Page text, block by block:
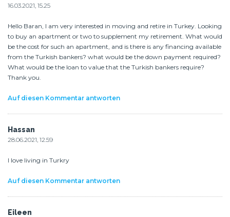
16.03.2021, 15.25
Hello Baran, I am very interested in moving and retire in Turkey. Looking
to buy an apartment or two to supplement my retirement. What would
be the cost for such an apartment, and is there is any financing available
from the Turkish bankers? what would be the down payment required?
What would be the loan to value that the Turkish bankers require?
Thank you.
Auf diesen Kommentar antworten
Hassan
28.06.2021, 12.59
I love living in Turkry
Auf diesen Kommentar antworten
Eileen